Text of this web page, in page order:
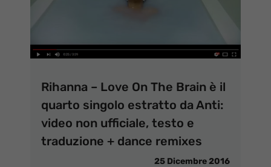
Rihanna – Love On The Brain è il
quarto singolo estratto da Anti:
video non ufficiale, testo e
traduzione + dance remixes
25 Dicembre 2016